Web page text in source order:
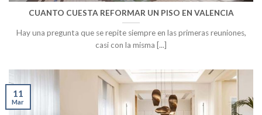
CUANTO CUESTA REFORMAR UN PISO EN VALENCIA
Hay una pregunta que se repite siempre en las primeras reuniones,
casi con la misma [...]
11
Mar